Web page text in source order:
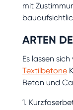
mit
ARTEN
Es lassen
Textilbetone
Beton und
1.